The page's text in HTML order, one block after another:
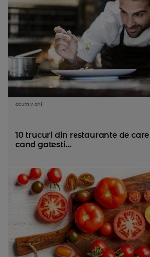
acum 7 ani
10 trucuri din restaurante de
cand gatesti...